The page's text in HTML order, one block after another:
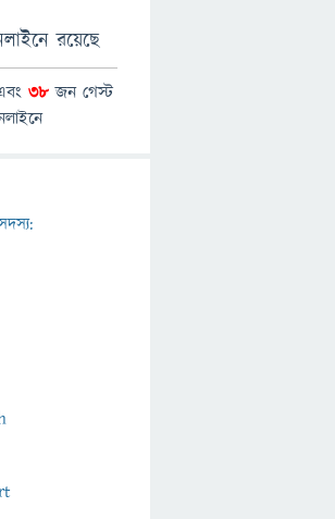
রয়েছে
38 জন গেস্ট